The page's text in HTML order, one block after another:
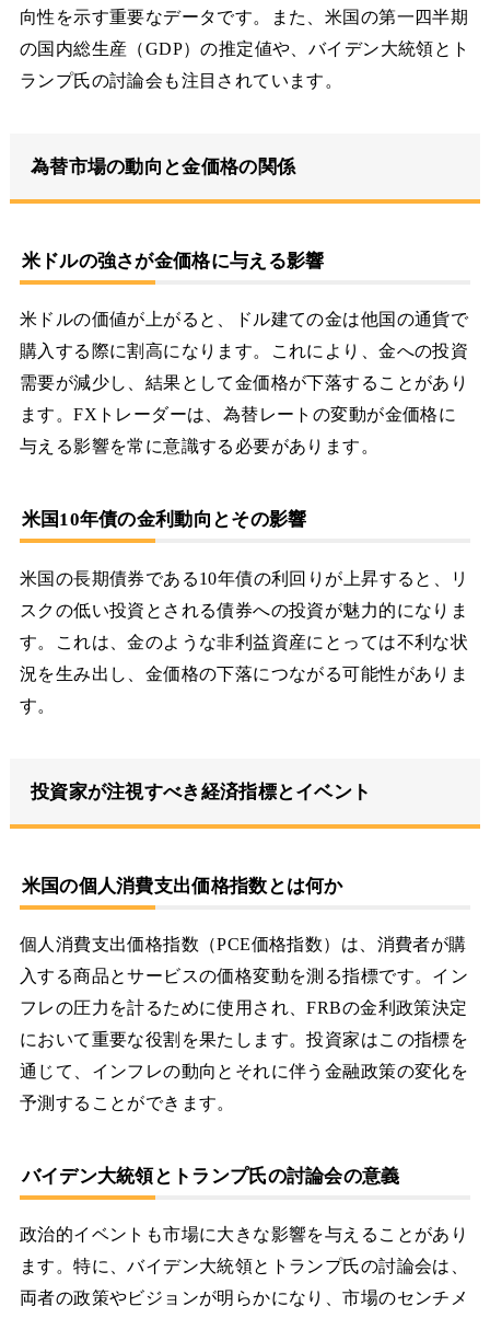
向性を示す重要なデータです。また、米国の第一四半期
の国内総生産（GDP）の推定値や、バイデン大統領とト
ランプ氏の討論会も注目されています。
為替市場の動向と金価格の関係
米ドルの強さが金価格に与える影響
米ドルの価値が上がると、ドル建ての金は他国の通貨で
購入する際に割高になります。これにより、金への投資
需要が減少し、結果として金価格が下落することがあり
ます。FXトレーダーは、為替レートの変動が金価格に
与える影響を常に意識する必要があります。
米国10年債の金利動向とその影響
米国の長期債券である10年債の利回りが上昇すると、リ
スクの低い投資とされる債券への投資が魅力的になりま
す。これは、金のような非利益資産にとっては不利な状
況を生み出し、金価格の下落につながる可能性がありま
す。
投資家が注視すべき経済指標とイベント
米国の個人消費支出価格指数とは何か
個人消費支出価格指数（PCE価格指数）は、消費者が購
入する商品とサービスの価格変動を測る指標です。イン
フレの圧力を計るために使用され、FRBの金利政策決定
において重要な役割を果たします。投資家はこの指標を
通じて、インフレの動向とそれに伴う金融政策の変化を
予測することができます。
バイデン大統領とトランプ氏の討論会の意義
政治的イベントも市場に大きな影響を与えることがあり
ます。特に、バイデン大統領とトランプ氏の討論会は、
両者の政策やビジョンが明らかになり、市場のセンチメ